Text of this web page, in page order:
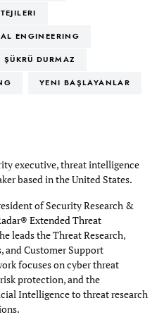
ENGINEERING
ŞÜKRÜ DURMAZ
YENI BAŞLAYANLAR
executive, threat intelligence
based in the United States.
of Security Research &
Extended Threat
leads the Threat Research,
and Customer Support
focuses on cyber threat
protection, and the
Intelligence to threat research